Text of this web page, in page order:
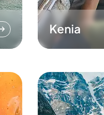
Kenia